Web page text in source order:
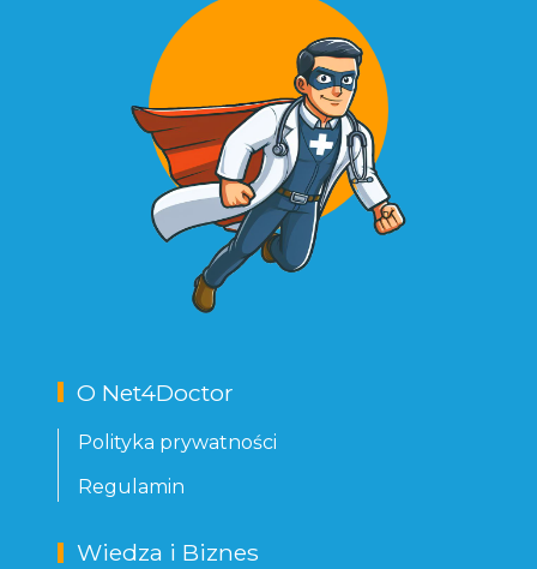
O Net4Doctor
Polityka prywatności
Regulamin
Wiedza i Biznes